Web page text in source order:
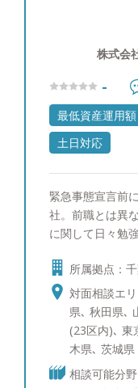
株式会
-
最低資産運用
土日対応
緊急事態宣言前
社。前職とは異
に関して日々勉
じたことを皆様
ていければと思
じたことがあ
お金の不安を
を考えているが
将来必要になる
い ・月々の支出
所属拠点：
対面相談エ
県､ 秋田県､
(23区内)､ 東
木県､ 茨城県
相談可能分